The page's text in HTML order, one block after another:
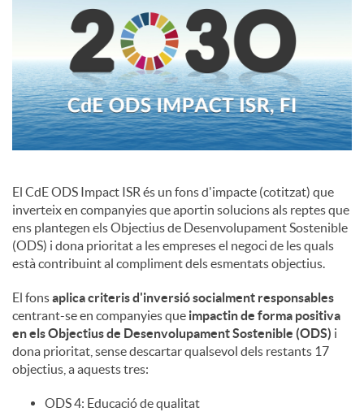
r
d
c
o
n
t
El CdE ODS Impact ISR és un fons d'impacte (cotitzat) que
inverteix en companyies que aportin solucions als reptes que
ens plantegen els Objectius de Desenvolupament Sostenible
(ODS) i dona prioritat a les empreses el negoci de les quals
està contribuint al compliment dels esmentats objectius.
El fonsaplica criteris d'inversió socialment responsables
centrant-se en companyies que impactin de forma positiva
en els Objectius de Desenvolupament Sostenible (ODS) i
dona prioritat, sense descartar qualsevol dels restants 17
objectius, a aquests tres:
ODS 4: Educació de qualitat